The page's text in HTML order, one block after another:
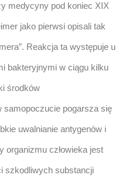
medycyny pod koniec XIX
jako pierwsi opisali tak
Reakcja ta występuje u
bakteryjnymi w ciągu kilku
środków
samopoczucie pogarsza się
uwalnianie antygenów i
organizmu człowieka jest
szkodliwych substancji